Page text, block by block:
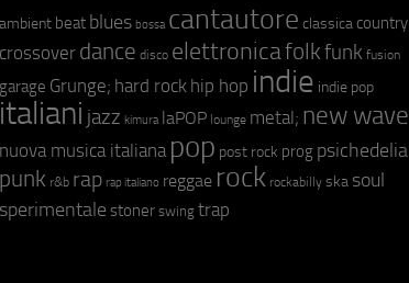
ambient beat blues bossa cantautore classica country
crossover dance disco elettronicafolkfunk fusion
garage Grunge; hard rock hip hop indie indie pop
italiani jazz kimura laPOP lounge metal; new wave
nuova musica italiana pop post rock prog psichedelia
punk r&b rap rap italiano reggae rock rockabilly ska soul
sperimentale stoner swing trap